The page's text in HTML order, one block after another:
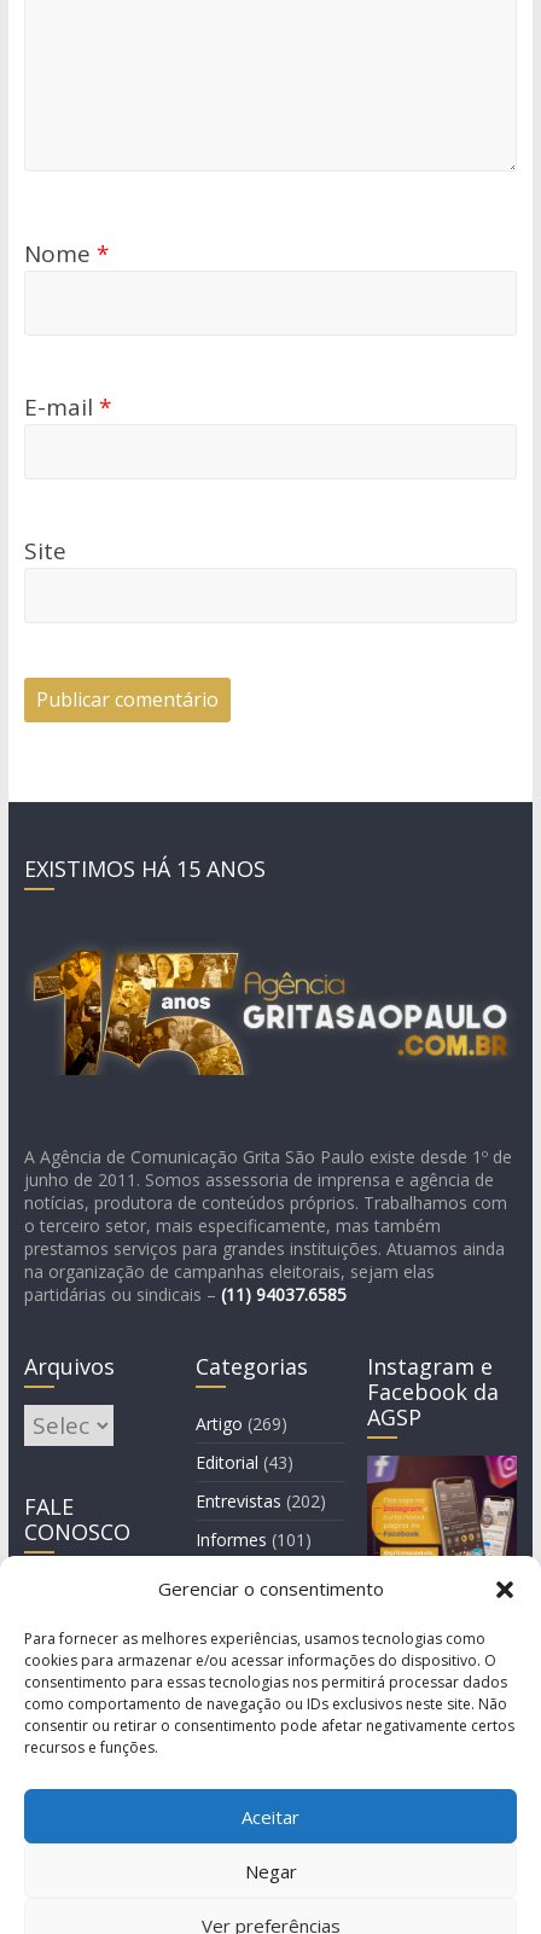
Gerenciar o consentimento
Para fornecer as melhores experiências, usamos tecnologias como
cookies para armazenar e/ou acessar informações do dispositivo. O
consentimento para essas tecnologias nos permitirá processar dados
como comportamento de navegação ou IDs exclusivos neste site. Não
consentir ou retirar o consentimento pode afetar negativamente certos
recursos e funções.
Aceitar
Negar
Ver preferências
Nome *
E-mail *
Site
EXISTIMOS HÁ 15 ANOS
A Agência de Comunicação Grita São Paulo existe desde 1º de
junho de 2011. Somos assessoria de imprensa e agência de
notícias, produtora de conteúdos próprios. Trabalhamos com
o terceiro setor, mais especificamente, mas também
prestamos serviços para grandes instituições. Atuamos ainda
na organização de campanhas eleitorais, sejam elas
partidárias ou sindicais – (11) 94037.6585
Arquivos
Arquivos
FALE
CONOSCO
Categorias
Artigo (269)
Editorial (43)
Entrevistas (202)
Informes (101)
Manchete
Instagram e
Facebook da
AGSP
© Copyright 2011-2026
Agência de Comunicação Grita São Paulo